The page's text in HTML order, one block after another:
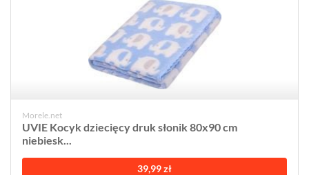
Morele.net
UVIE Kocyk dziecięcy druk słonik 80x90 cm
niebiesk...
39,99 zł